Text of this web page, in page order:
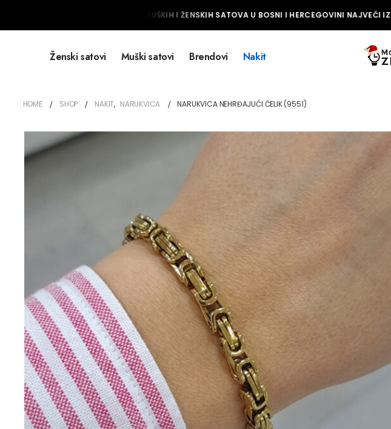
NAJVEĆI IZBOR MUŠKIH I ŽENSKIH SATOVA U BOSNI I HERCEGOVINI NAJVEĆI
Ženski satovi Muški satovi Brendovi Nakit
HOME SHOP NAKIT, NARUKVICA NARUKVICA NEHRĐAJUĆI ČELIK (9551)